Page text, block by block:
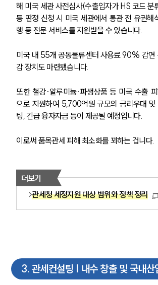
해 미국 세관 사전심사(수출입자가 HS 코드 분
등 판정 신청 시 미국 세관에서 통관 전 유권해
행 등 전문 서비스를 지원받을 수 있습니다.
미국 내 55개 공동물류센터 사용료 90% 감면
감 장치도 마련됐습니다.
또한 철강·알루미늄·파생상품 등 미국 수출
으로 지원하여 5,700억원 규모의 금리우대 및
팅, 긴급 융자자금 등이 제공될 예정입니다.
이로써 품목관세 피해 최소화를 꾀하는 겁니다.
더보기
관세청 세정지원 대상 범위와 정책 정리
3. 관세컨설팅 | 내수 창출 및 국내산